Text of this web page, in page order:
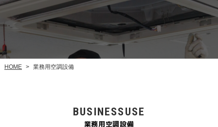
HOME > 業務用空調設備
BUSINESSUSE
業務用空調設備